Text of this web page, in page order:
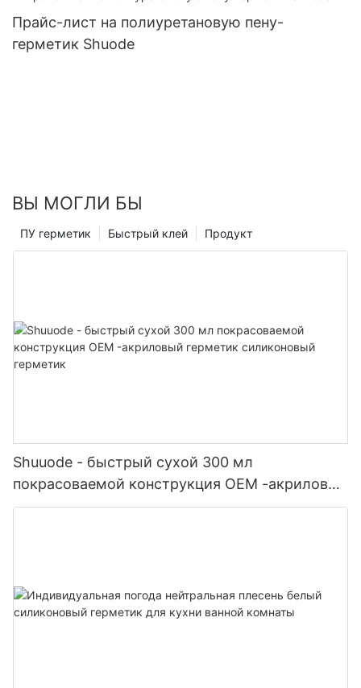
Прайс-лист на полиуретановую пену-
герметик Shuode
ВЫ МОГЛИ БЫ
Продукт
Быстрый клей
ПУ герметик
Shuuode - быстрый сухой 300 мл
покрасоваемой конструкция OEM -акриловый
герметик силиконовый герметик